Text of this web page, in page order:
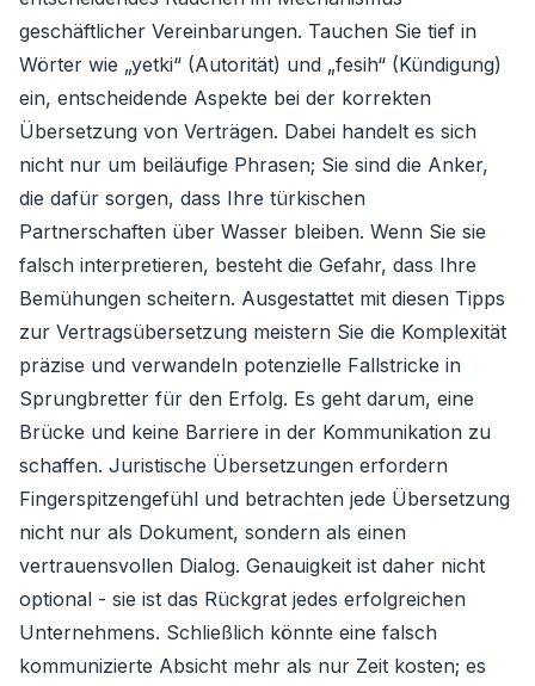
geschäftlicher Vereinbarungen. Tauchen Sie tief in
Wörter wie „yetki“ (Autorität) und „fesih“ (Kündigung)
ein, entscheidende Aspekte bei der korrekten
Übersetzung von Verträgen. Dabei handelt es sich
nicht nur um beiläufige Phrasen; Sie sind die Anker,
die dafür sorgen, dass Ihre türkischen
Partnerschaften über Wasser bleiben. Wenn Sie sie
falsch interpretieren, besteht die Gefahr, dass Ihre
Bemühungen scheitern. Ausgestattet mit diesen Tipps
zur Vertragsübersetzung meistern Sie die Komplexität
präzise und verwandeln potenzielle Fallstricke in
Sprungbretter für den Erfolg. Es geht darum, eine
Brücke und keine Barriere in der Kommunikation zu
schaffen. Juristische Übersetzungen erfordern
Fingerspitzengefühl und betrachten jede Übersetzung
nicht nur als Dokument, sondern als einen
vertrauensvollen Dialog. Genauigkeit ist daher nicht
optional - sie ist das Rückgrat jedes erfolgreichen
Unternehmens. Schließlich könnte eine falsch
kommunizierte Absicht mehr als nur Zeit kosten; es